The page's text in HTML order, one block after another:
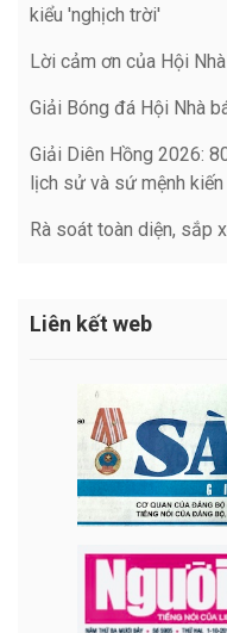
kiểu 'nghịch trời'
Lời cảm ơn của Hội
Giải Bóng đá Hội Nhà
Giải Diên Hồng 2026:
lịch sử và sứ mệnh
Rà soát toàn diện, sắp
Liên kết web